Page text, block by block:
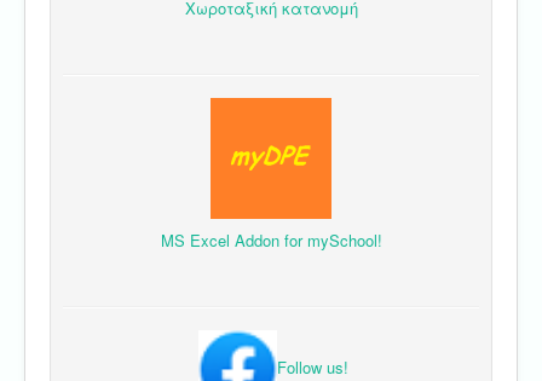
Χωροταξική κατανομή
MS Excel Addon for mySchool!
Follow us!